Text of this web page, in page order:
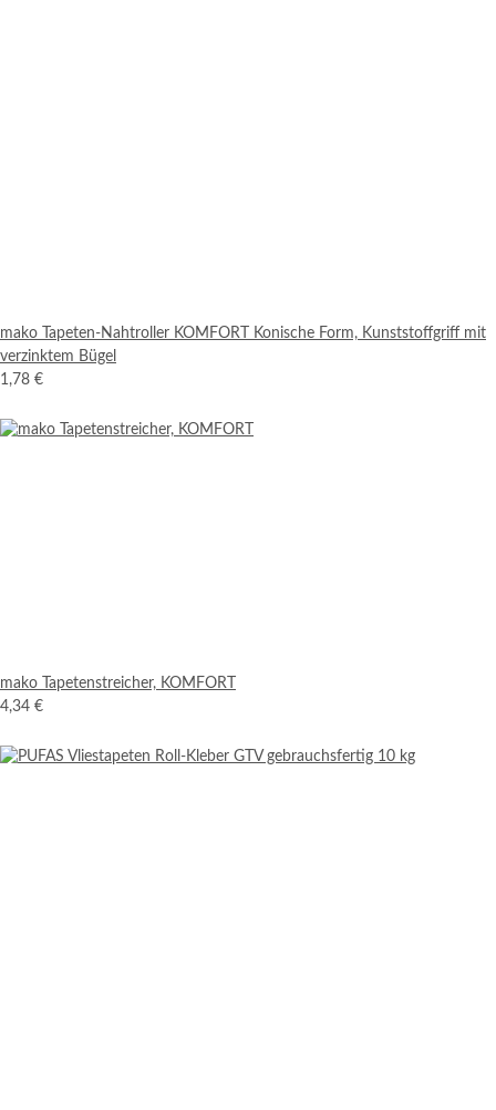
mako Tapeten-Nahtroller KOMFORT Konische Form, Kunststoffgriff mit
verzinktem Bügel
1,78 €
mako Tapetenstreicher, KOMFORT
4,34 €